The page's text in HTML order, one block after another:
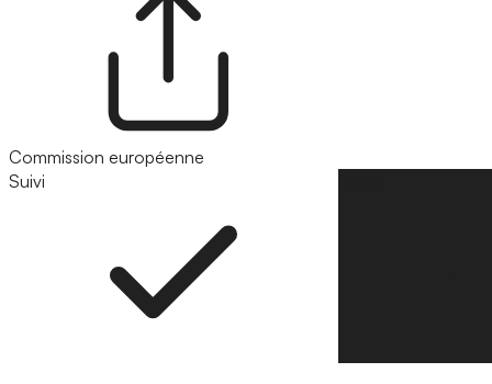
Commission européenne
Suivi